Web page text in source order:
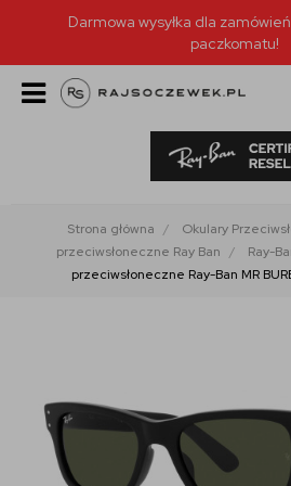
Darmowa wysyłka dla
paczkomatu!
Strona główna Okulary
przeciwsłoneczne Ray Ban
Ray-
przeciwsłoneczne Ray-Ban MR